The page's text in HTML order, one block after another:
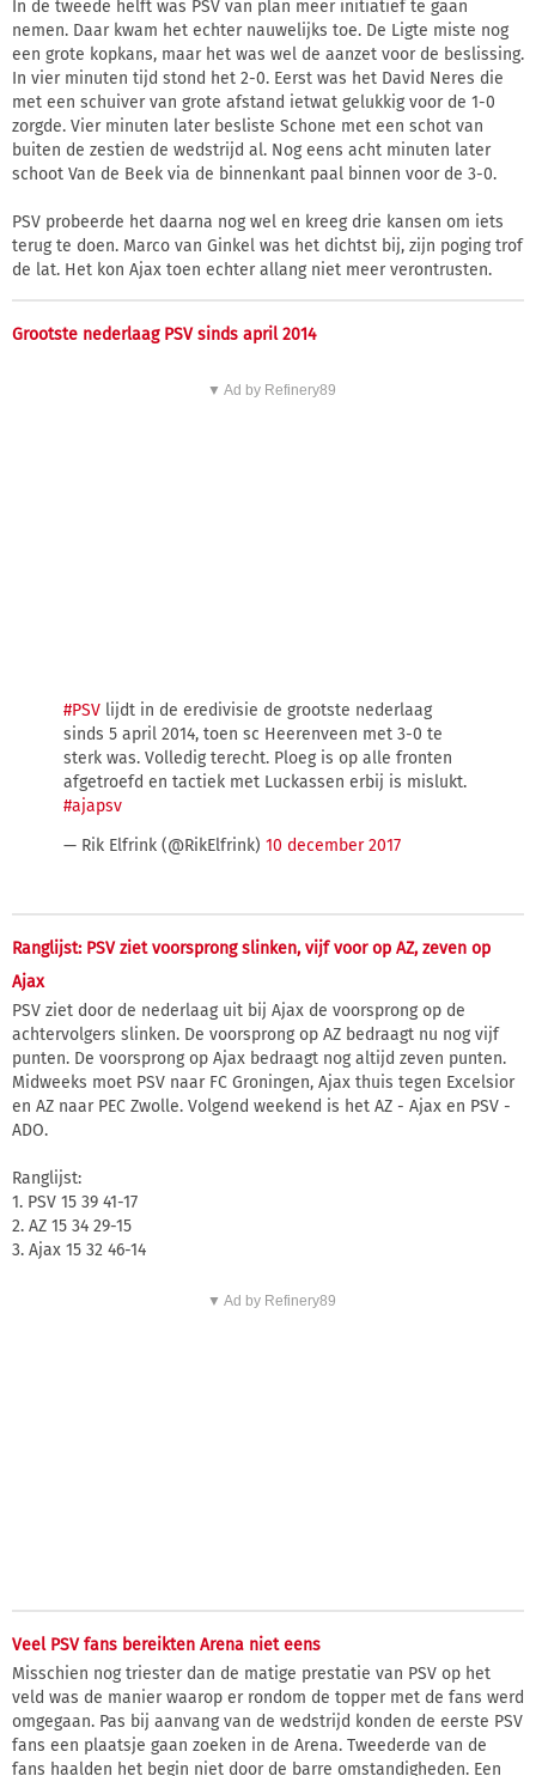
In de tweede helft was PSV van plan meer initiatief te gaan
nemen. Daar kwam het echter nauwelijks toe. De Ligte miste nog
een grote kopkans, maar het was wel de aanzet voor de beslissing.
In vier minuten tijd stond het 2-0. Eerst was het David Neres die
met een schuiver van grote afstand ietwat gelukkig voor de 1-0
zorgde. Vier minuten later besliste Schone met een schot van
buiten de zestien de wedstrijd al. Nog eens acht minuten later
schoot Van de Beek via de binnenkant paal binnen voor de 3-0.
PSV probeerde het daarna nog wel en kreeg drie kansen om iets
terug te doen. Marco van Ginkel was het dichtst bij, zijn poging trof
de lat. Het kon Ajax toen echter allang niet meer verontrusten.
Grootste nederlaag PSV sinds april 2014
▼ Ad by Refinery89
#PSVlijdt in de eredivisie de grootste nederlaag
sinds 5 april 2014, toen sc Heerenveen met 3-0 te
sterk was. Volledig terecht. Ploeg is op alle fronten
afgetroefd en tactiek met Luckassen erbij is mislukt.
#ajapsv
— Rik Elfrink (@RikElfrink) 10 december 2017
Ranglijst: PSV ziet voorsprong slinken, vijf voor op AZ, zeven op
Ajax
PSV ziet door de nederlaag uit bij Ajax de voorsprong op de
achtervolgers slinken. De voorsprong op AZ bedraagt nu nog vijf
punten. De voorsprong op Ajax bedraagt nog altijd zeven punten.
Midweeks moet PSV naar FC Groningen, Ajax thuis tegen Excelsior
en AZ naar PEC Zwolle. Volgend weekend is het AZ - Ajax en PSV -
ADO.
Ranglijst:
1. PSV 15 39 41-17
2. AZ 15 34 29-15
3. Ajax 15 32 46-14
▼ Ad by Refinery89
Veel PSV fans bereikten Arena niet eens
Misschien nog triester dan de matige prestatie van PSV op het
veld was de manier waarop er rondom de topper met de fans werd
omgegaan. Pas bij aanvang van de wedstrijd konden de eerste PSV
fans een plaatsje gaan zoeken in de Arena. Tweederde van de
fans haalden het begin niet door de barre omstandigheden. Een